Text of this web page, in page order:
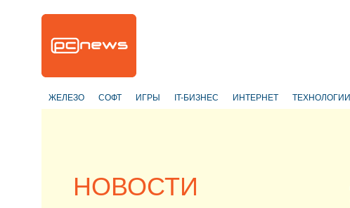
ЖЕЛЕЗО СОФТ ИГРЫ IT-БИЗНЕС ИНТЕРНЕТ ТЕХНОЛОГИИ
НОВОСТИ